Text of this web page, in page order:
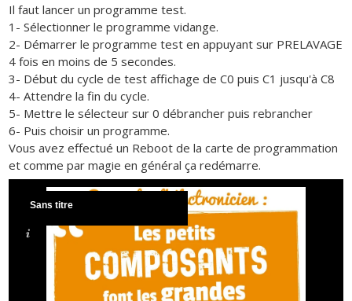
Il faut lancer un programme test.
1- Sélectionner le programme vidange.
2- Démarrer le programme test en appuyant sur PRELAVAGE
4 fois en moins de 5 secondes.
3- Début du cycle de test affichage de C0 puis C1 jusqu'à C8
4- Attendre la fin du cycle.
5- Mettre le sélecteur sur 0 débrancher puis rebrancher
6- Puis choisir un programme.
Vous avez effectué un Reboot de la carte de programmation
et comme par magie en général ça redémarre.
Sans titre